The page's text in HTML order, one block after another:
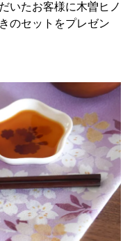
いたお客様に木曽ヒノ
のセットをプレゼン